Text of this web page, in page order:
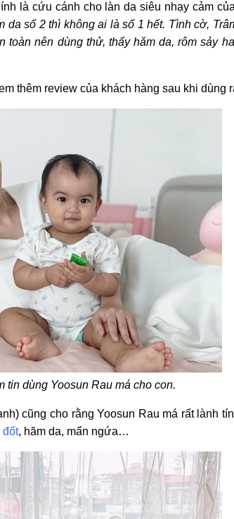
là cứu cánh cho làn da siêu nhạy cảm
da số 2 thì không ai là số 1 hết. Tình cờ,
toàn nên dùng thử, thấy hăm da, rôm sảy
thêm review của khách hàng sau khi dùng
tin dùng Yoosun Rau má cho con.
cũng cho rằng Yoosun Rau má rất lành
đốt, hăm da, mẩn ngứa…